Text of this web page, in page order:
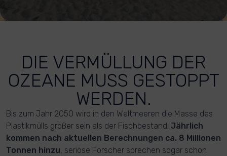
DIE VERMÜLLUNG DER
OZEANE MUSS GESTOPPT
WERDEN.
Bis zum Jahr 2050 wird in den Weltmeeren die Masse des
Plastikmülls größer sein als der Fischbestand. Jährlich
kommen nach aktuellen Berechnungen ca. 8 Millionen
Tonnen hinzu, seriöse Forscher sprechen sogar schon